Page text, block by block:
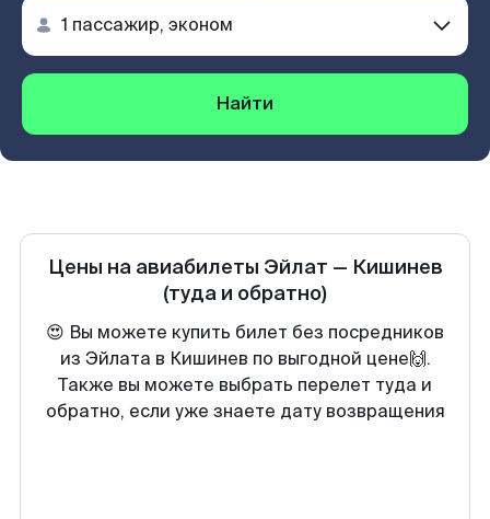
Найти
Цены на авиабилеты Эйлат — Кишинев
(туда и обратно)
😍 Вы можете купить билет без посредников
из Эйлата в Кишинев по выгодной цене🙌.
Также вы можете выбрать перелет туда и
обратно, если уже знаете дату возвращения